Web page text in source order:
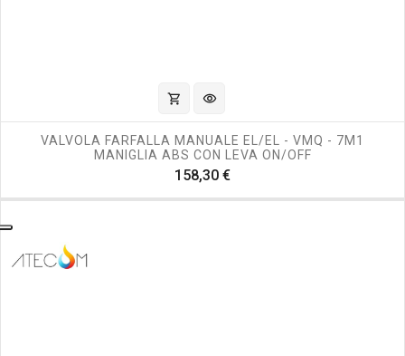
shopping_cart visibility
VALVOLA FARFALLA MANUALE EL/EL - VMQ - 7M1
MANIGLIA ABS CON LEVA ON/OFF
158,30 €Prezzo